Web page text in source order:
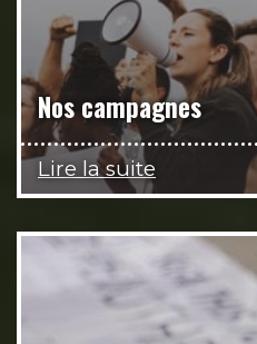
Nos campagnes
Lire la suite